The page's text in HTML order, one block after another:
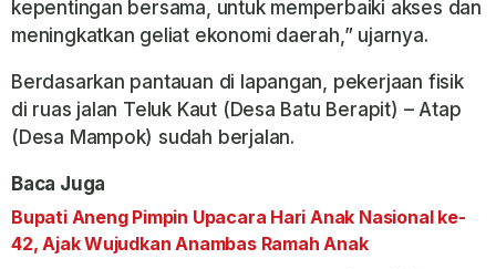
kepentingan bersama, untuk memperbaiki akses dan
meningkatkan geliat ekonomi daerah,” ujarnya.
Berdasarkan pantauan di lapangan, pekerjaan fisik
di ruas jalan Teluk Kaut (Desa Batu Berapit) – Atap
(Desa Mampok) sudah berjalan.
Baca Juga
Bupati Aneng Pimpin Upacara Hari Anak Nasional ke-
42, Ajak Wujudkan Anambas Ramah Anak